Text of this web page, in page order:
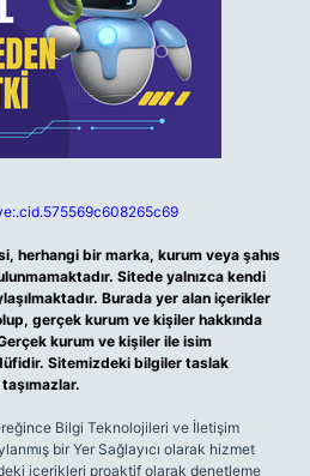
herhangi bir marka, kurum veya şahıs
Sitede yalnızca kendi
Burada yer alan içerikler
gerçek kurum ve kişiler hakkında
kurum ve kişiler ile isim
Sitemizdeki bilgiler taslak
Bilgi Teknolojileri ve İletişim
bir Yer Sağlayıcı olarak hizmet
içerikleri proaktif olarak denetleme